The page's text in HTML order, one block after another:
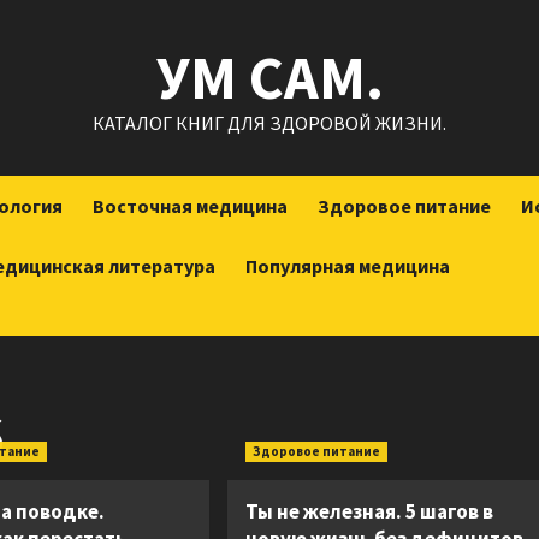
УМ САМ.
КАТАЛОГ КНИГ ДЛЯ ЗДОРОВОЙ ЖИЗНИ.
Восточная медицина Здоровое питание
литература Популярная медицина
поводке.
Здоровое питание
Ты не железная. 5 шагов в